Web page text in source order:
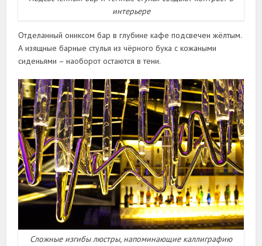
интерьере
Отделанный ониксом бар в глубине кафе подсвечен жёлтым.
А изящные барные стулья из чёрного бука с кожаными
сиденьями – наоборот остаются в тени.
Сложные изгибы люстры, напоминающие каллиграфию